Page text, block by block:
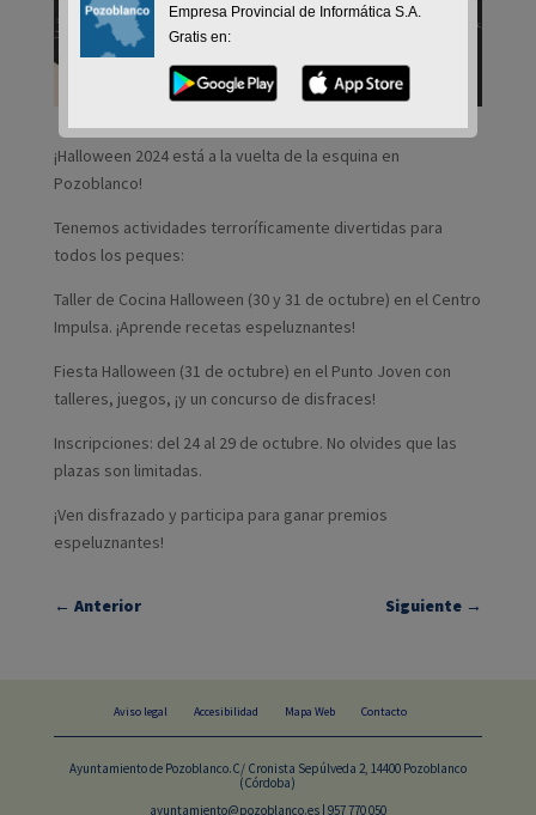
¡Halloween 2024 está a la vuelta de la esquina en
Pozoblanco!
Tenemos actividades terroríficamente divertidas para
todos los peques:
Taller de Cocina Halloween (30 y 31 de octubre) en el Centro
Impulsa. ¡Aprende recetas espeluznantes!
Fiesta Halloween (31 de octubre) en el Punto Joven con
talleres, juegos, ¡y un concurso de disfraces!
Inscripciones: del 24 al 29 de octubre. No olvides que las
plazas son limitadas.
¡Ven disfrazado y participa para ganar premios
espeluznantes!
← Anterior Siguiente →
Aviso legal Accesibilidad Mapa Web Contacto
Ayuntamiento de Pozoblanco.C/ Cronista Sepúlveda 2, 14400 Pozoblanco
(Córdoba)
ayuntamiento@pozoblanco.es | 957 770 050
Empresa Provincial de Informática S.A.
Gratis en: